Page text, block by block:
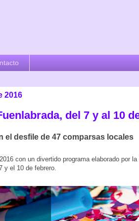
2016
del 7 y al 10
el desfile de 47 comparsas locales
con un divertido programa elaborado por
y el 10 de febrero.